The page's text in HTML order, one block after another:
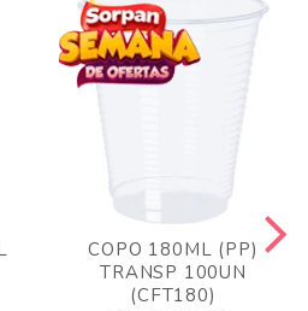
COPO 180ML (PP)
TRANSP 100UN
(CFT180)